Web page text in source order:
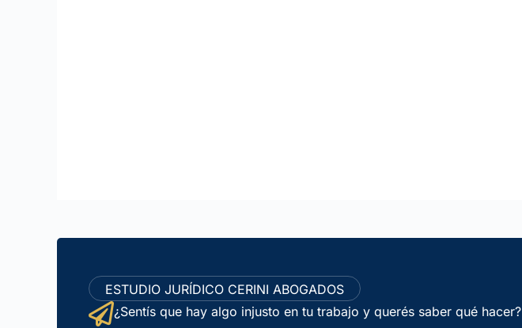
ESTUDIO JURÍDICO CERINI ABOGADOS
¿Sentís que hay algo injusto en tu trabajo y querés saber qué hacer?